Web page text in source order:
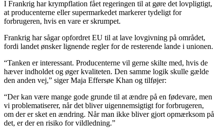
I Frankrig har krympflation fået regeringen til at gøre det lovpligtigt,
at producenterne eller supermarkedet markerer tydeligt for
forbrugeren, hvis en vare er skrumpet.
Frankrig har sågar opfordret EU til at lave lovgivning på området,
fordi landet ønsker lignende regler for de resterende lande i unionen.
“Tanken er interessant. Producenterne vil gerne skilte med, hvis de
hæver indholdet og øger kvaliteten. Den samme logik skulle gælde
den anden vej,” siger Maja Effersøe Khan og tilføjer:
“Der kan være mange gode grunde til at ændre på en fødevare, men
vi problematiserer, når det bliver uigennemsigtigt for forbrugeren,
om der er sket en ændring. Når man ikke bliver gjort opmærksom på
det, er der en risiko for vildledning.”